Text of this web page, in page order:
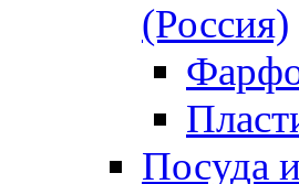
(Россия)
Посуда